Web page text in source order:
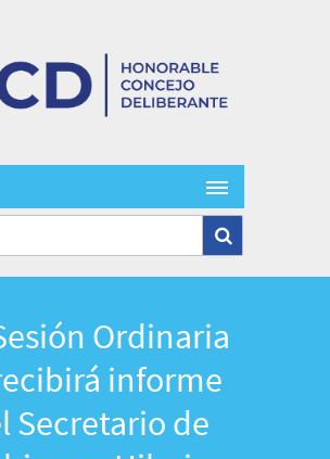
Ordinaria
informe
Secretario de